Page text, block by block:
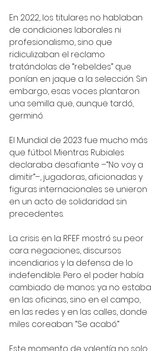
En 2022, los titulares no hablaban
de condiciones laborales ni
profesionalismo, sino que
ridiculizaban el reclamo
tratándolas de “rebeldes” que
ponían en jaque a la selección. Sin
embargo, esas voces plantaron
una semilla que, aunque tardó,
germinó.
El Mundial de 2023 fue mucho más
que fútbol. Mientras Rubiales
declaraba desafiante –“No voy a
dimitir”–, jugadoras, aficionadas y
figuras internacionales se unieron
en un acto de solidaridad sin
precedentes.
La crisis en la RFEF mostró su peor
cara: negaciones, discursos
incendiarios y la defensa de lo
indefendible. Pero el poder había
cambiado de manos: ya no estaba
en las oficinas, sino en el campo,
en las redes y en las calles, donde
miles coreaban: “Se acabó.”